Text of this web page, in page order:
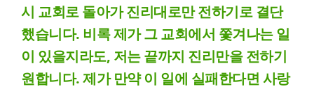
시 교회로 돌아가 진리대로만 전하기로 결단
했습니다. 비록 제가 그 교회에서 쫓겨나는 일
이 있을지라도, 저는 끝까지 진리만을 전하기
원합니다. 제가 만약 이 일에 실패한다면 사랑